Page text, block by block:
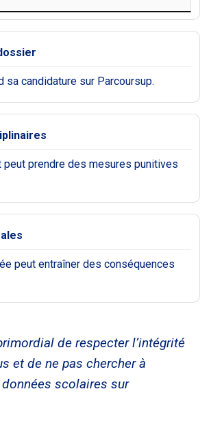
sa candidature sur Parcoursup.
peut prendre des mesures punitives
peut entraîner des conséquences
de respecter l’intégrité
et de ne pas chercher à
scolaires sur